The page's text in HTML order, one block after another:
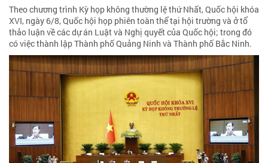
Theo chương trình Kỳ họp không thường lệ thứ Nhất, Quốc hội khóa
XVI, ngày 6/8, Quốc hội họp phiên toàn thể tại hội trường và ở tổ
thảo luận về các dự án Luật và Nghị quyết của Quốc hội; trong đó
có việc thành lập Thành phố Quảng Ninh và Thành phố Bắc Ninh.